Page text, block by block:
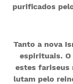
purificados
Tanto a nova
espirituais. O
estes fariseus
lutam pelo